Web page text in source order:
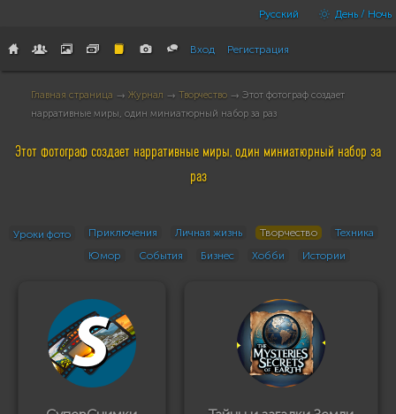
Русский День / Ночь
Вход Регистрация
Главная страница → Журнал → Творчество → Этот фотограф создает
нарративные миры, один миниатюрный набор за раз
Этот фотограф создает нарративные миры, один миниатюрный набор за
раз
Уроки фото Приключения Личная жизнь Творчество
Техника
Юмор
События Бизнес Хобби Истории